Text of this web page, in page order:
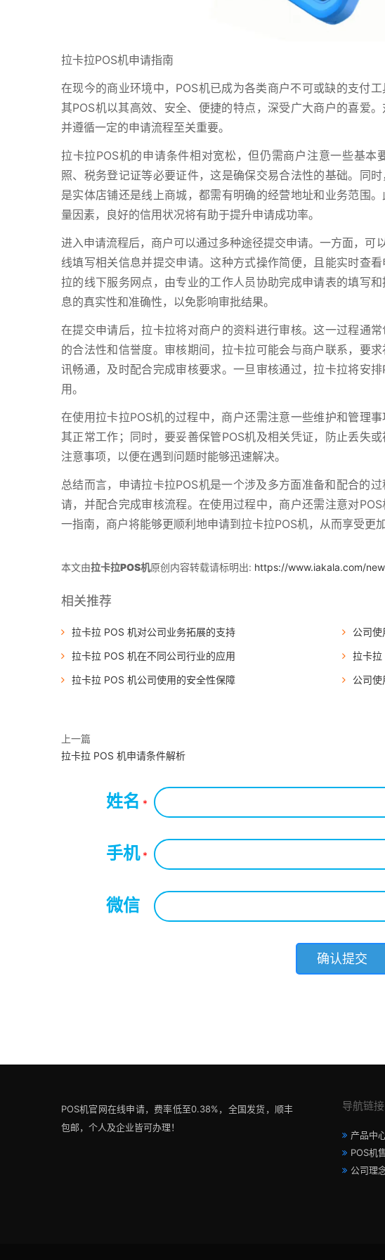
拉卡拉POS机申请指南
在现今的商业环境中，POS机已成为各类商户不可或缺的支付
其POS机以其高效、安全、便捷的特点，深受广大商户的喜爱
并遵循一定的申请流程至关重要。
拉卡拉POS机的申请条件相对宽松，但仍需商户注意一些基
照、税务登记证等必要证件，这是确保交易合法性的基础。同
是实体店铺还是线上商城，都需有明确的经营地址和业务范围
量因素，良好的信用状况将有助于提升申请成功率。
进入申请流程后，商户可以通过多种途径提交申请。一方面，可
线填写相关信息并提交申请。这种方式操作简便，且能实时查
拉的线下服务网点，由专业的工作人员协助完成申请表的填写
息的真实性和准确性，以免影响审批结果。
在提交申请后，拉卡拉将对商户的资料进行审核。这一过程通
的合法性和信誉度。审核期间，拉卡拉可能会与商户联系，要
讯畅通，及时配合完成审核要求。一旦审核通过，拉卡拉将安
用。
在使用拉卡拉POS机的过程中，商户还需注意一些维护和管理
其正常工作；同时，要妥善保管POS机及相关凭证，防止丢失
注意事项，以便在遇到问题时能够迅速解决。
总结而言，申请拉卡拉POS机是一个涉及多方面准备和配合的
请，并配合完成审核流程。在使用过程中，商户还需注意对
一指南，商户将能够更顺利地申请到拉卡拉POS机，从而享受更
本文由拉卡拉POS机原创内容转载请标明出: https://www.iakala.com/
相关推荐
拉卡拉 POS 机对公司业务拓展的支持
公司
拉卡拉 POS 机在不同公司行业的应用
拉卡拉
拉卡拉 POS 机公司使用的安全性保障
公司
上一篇
拉卡拉 POS 机申请条件解析
姓名 *
手机*
微信
POS机官网在线申请，费率低至0.38%，全国发货，顺丰
包邮，个人及企业皆可办理！
导航链接
产品中
POS机
公司理